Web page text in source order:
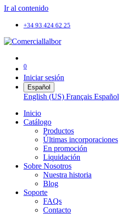
Ir al contenido
+34 93 424 62 25
0
Iniciar sesión
Español
English (US) Français Español
Inicio
Catálogo
Productos
Últimas incorporaciones
En promoción
Liquidación
Sobre Nosotros
Nuestra historia
Blog
Soporte
FAQs
Contacto